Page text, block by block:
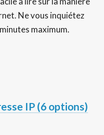
Ne vous inquiétez
maximum.
IP (6 options)